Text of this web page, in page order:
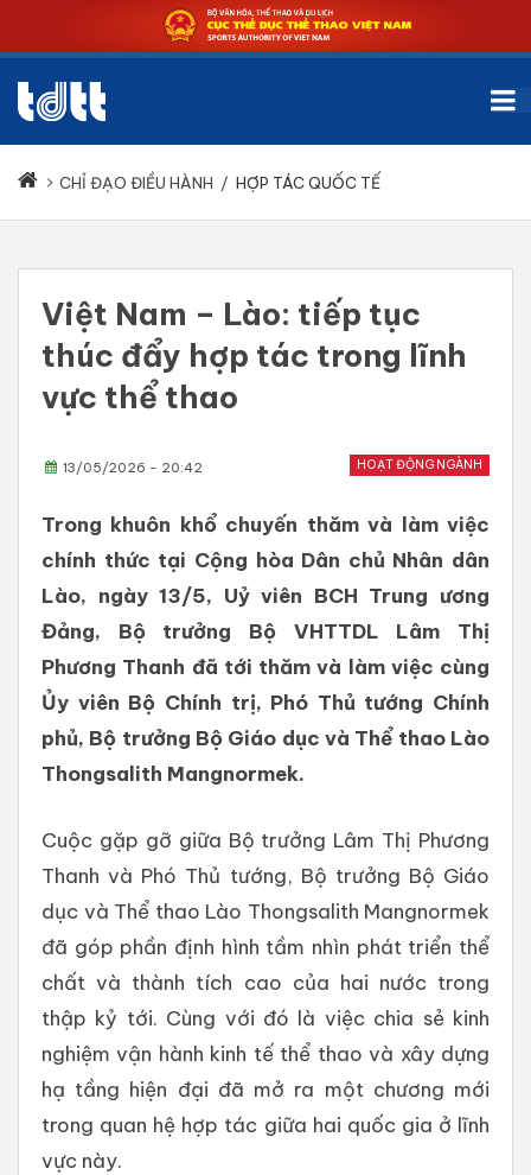
CHỈ ĐẠO ĐIỀU HÀNH / HỢP TÁC QUỐC TẾ
Việt Nam – Lào: tiếp tục
thúc đẩy hợp tác trong lĩnh
vực thể thao
HOẠT ĐỘNG NGÀNH
13/05/2026 - 20:42
Trong khuôn khổ chuyến thăm và làm việc
chính thức tại Cộng hòa Dân chủ Nhân dân
Lào, ngày 13/5, Uỷ viên BCH Trung ương
Đảng, Bộ trưởng Bộ VHTTDL Lâm Thị
Phương Thanh đã tới thăm và làm việc cùng
Ủy viên Bộ Chính trị, Phó Thủ tướng Chính
phủ, Bộ trưởng Bộ Giáo dục và Thể thao Lào
Thongsalith Mangnormek.
Cuộc gặp gỡ giữa Bộ trưởng Lâm Thị Phương
Thanh và Phó Thủ tướng, Bộ trưởng Bộ Giáo
dục và Thể thao Lào Thongsalith Mangnormek
đã góp phần định hình tầm nhìn phát triển thể
chất và thành tích cao của hai nước trong
thập kỷ tới. Cùng với đó là việc chia sẻ kinh
nghiệm vận hành kinh tế thể thao và xây dựng
hạ tầng hiện đại đã mở ra một chương mới
trong quan hệ hợp tác giữa hai quốc gia ở lĩnh
vực này.